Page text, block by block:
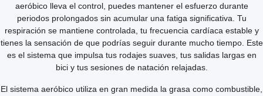
aeróbico lleva el control, puedes mantener el esfuerzo durante
periodos prolongados sin acumular una fatiga significativa. Tu
respiración se mantiene controlada, tu frecuencia cardíaca estable y
tienes la sensación de que podrías seguir durante mucho tiempo. Este
es el sistema que impulsa tus rodajes suaves, tus salidas largas en
bici y tus sesiones de natación relajadas.
El sistema aeróbico utiliza en gran medida la grasa como combustible,